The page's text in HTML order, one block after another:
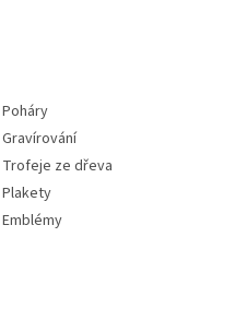
Poháry
Gravírování
Trofeje ze dřeva
Plakety
Emblémy